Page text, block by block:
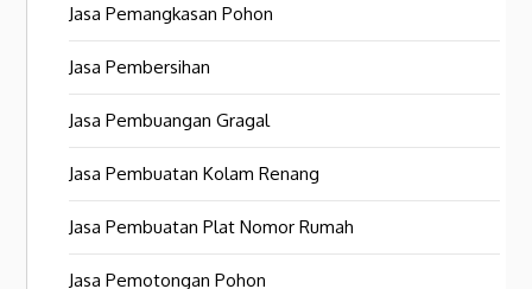
Jasa Pemangkasan Pohon
Jasa Pembersihan
Jasa Pembuangan Gragal
Jasa Pembuatan Kolam Renang
Jasa Pembuatan Plat Nomor Rumah
Jasa Pemotongan Pohon